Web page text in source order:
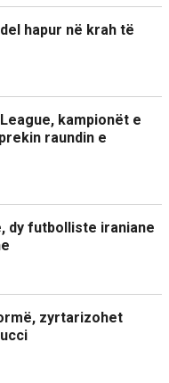
hapur në krah të
kampionët e
raundin e
dy futbolliste iraniane
zyrtarizohet